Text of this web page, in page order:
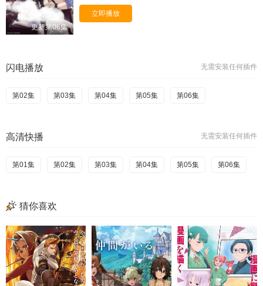
更新第06集
立即播放
无需安装任何插件
闪电播放
第02集 第03集 第04集 第05集 第06集
无需安装任何插件
高清快播
第01集 第02集 第03集 第04集 第05集 第06集
猜你喜欢